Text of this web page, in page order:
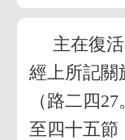
主在復
經上所記關
（路二四
至四十五節